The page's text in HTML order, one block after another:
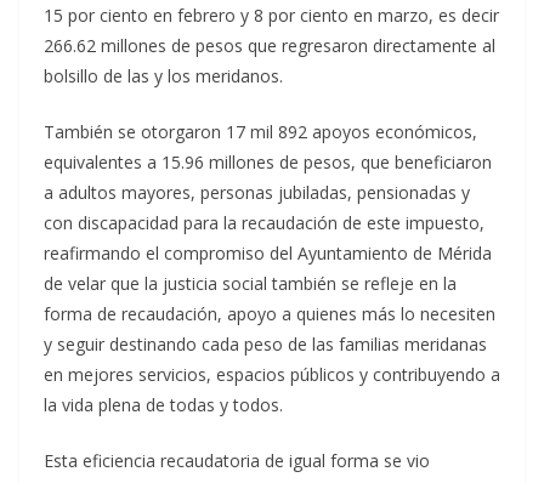
15 por ciento en febrero y 8 por ciento en marzo, es decir
266.62 millones de pesos que regresaron directamente al
bolsillo de las y los meridanos.
También se otorgaron 17 mil 892 apoyos económicos,
equivalentes a 15.96 millones de pesos, que beneficiaron
a adultos mayores, personas jubiladas, pensionadas y
con discapacidad para la recaudación de este impuesto,
reafirmando el compromiso del Ayuntamiento de Mérida
de velar que la justicia social también se refleje en la
forma de recaudación, apoyo a quienes más lo necesiten
y seguir destinando cada peso de las familias meridanas
en mejores servicios, espacios públicos y contribuyendo a
la vida plena de todas y todos.
Esta eficiencia recaudatoria de igual forma se vio